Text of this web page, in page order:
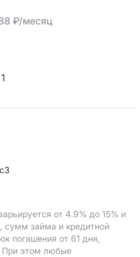
₽/месяц
1
от 4.9% до 15% и
сумм займа и кредитной
погашения от 61 дня,
При этом любые